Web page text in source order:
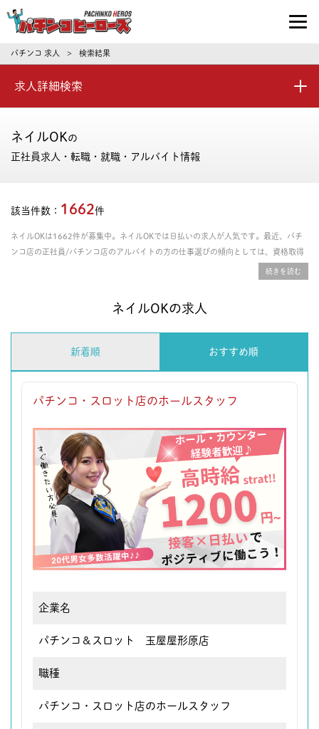
パチンコ求人・転職ならパチンコヒーロ
パチンコ 求人 > 検索結果
求人詳細検索
ネイルOKの
正社員求人・転職・就職・アルバイト情報
該当件数： 1662件
ネイルOKは1662件が募集中。ネイルOKでは日払いの求人が人気です。最近、パチ
ンコ店の正社員/パチンコ店のアルバイトの方の仕事選びの傾向としては、資格取得
支援あり、年間休日の多さ、残業時間の少なさを重視される方が多いです。給料や年
ネイルOKの求人
新着順 おすすめ順
パチンコ・スロット店のホールスタッフ
企業名
パチンコ＆スロット 玉屋屋形原店
職種
パチンコ・スロット店のホールスタッフ